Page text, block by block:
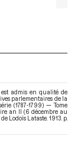
est admis en qualité de
parlementaires de la
(1787-1799) — Tome
an II (6 décembre au
Lodoïs Lataste. 1913. p.